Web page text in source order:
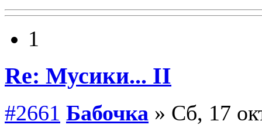
1
Re: Мусики... II
#2661 Бабочка » Сб, 17